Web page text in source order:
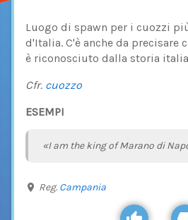
Luogo di spawn per i cuozzi
d'Italia. C'è anche da precisare
è riconosciuto dalla storia
Cfr. cuozzo
ESEMPI
«I am the king of Marano di
Reg. Campania